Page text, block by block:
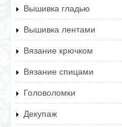
Вышивка гладью
Вышивка лентами
Вязание крючком
Вязание спицами
Головоломки
Декупаж